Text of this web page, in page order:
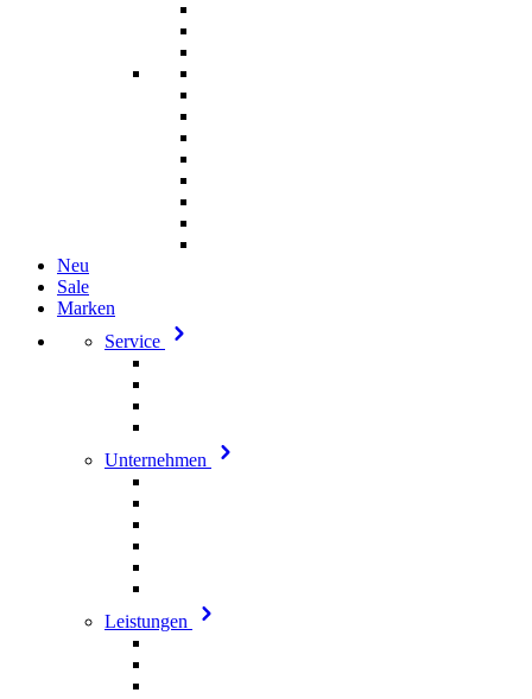
Neu
Sale
Marken
Service
Unternehmen
Leistungen